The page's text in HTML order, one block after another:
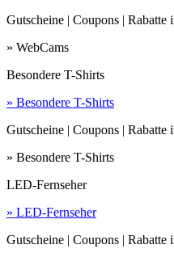
Gutscheine | Coupons | Rabatte
» WebCams
Besondere T-Shirts
» Besondere T-Shirts
Gutscheine | Coupons | Rabatte
» Besondere T-Shirts
LED-Fernseher
» LED-Fernseher
Gutscheine | Coupons | Rabatte